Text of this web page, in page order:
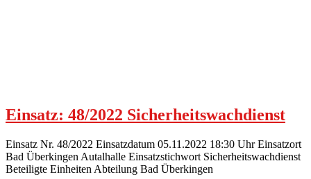
Einsatz: 48/2022 Sicherheitswachdienst
Einsatz Nr. 48/2022 Einsatzdatum 05.11.2022 18:30 Uhr Einsatzort
Bad Überkingen Autalhalle Einsatzstichwort Sicherheitswachdienst
Beteiligte Einheiten Abteilung Bad Überkingen